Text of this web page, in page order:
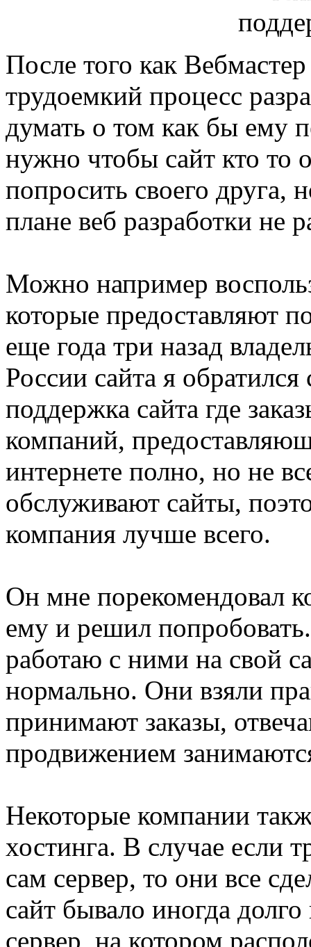
После того как
трудоемкий процесс
думать о том как бы ему
нужно чтобы сайт кто то
попросить своего друга,
плане веб разработки не
Можно например
которые предоставляют
еще года три назад
России сайта я
поддержка сайта где
компаний,
интернете полно, но не
обслуживают сайты,
компания лучше всего.
Он мне порекомендовал
ему и решил
работаю с ними на свой
нормально. Они взяли
принимают заказы,
продвижением
Некоторые компании
хостинга. В случае если
сам сервер, то они все
сайт бывало иногда
сервер, на котором